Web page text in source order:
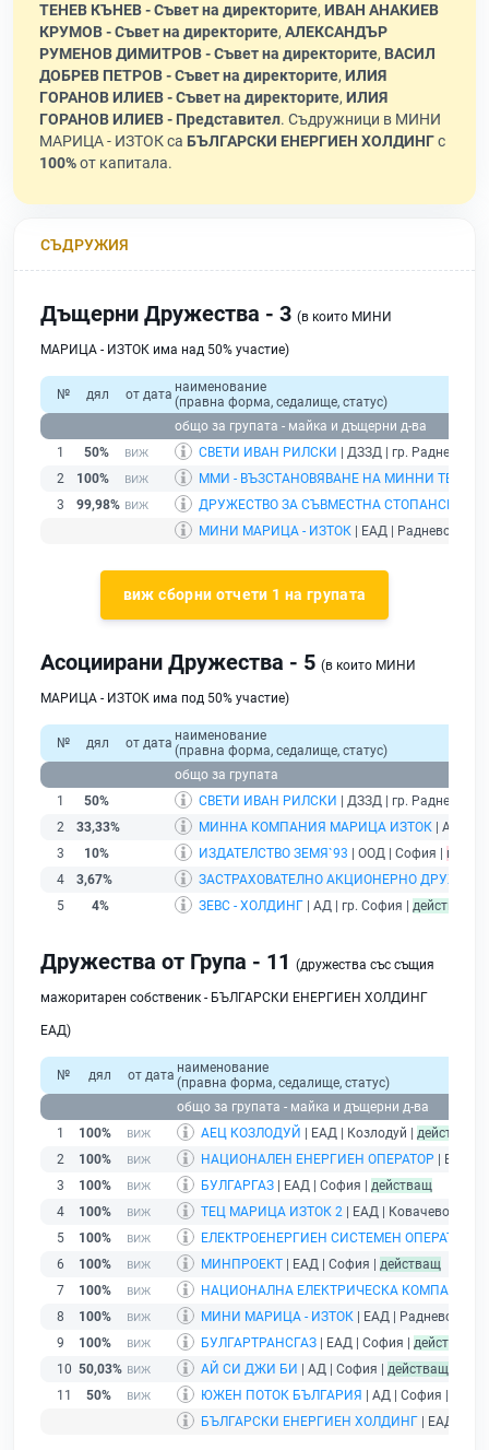
ТЕНЕВ КЪНЕВ - Съвет на директорите, ИВАН АНАКИЕВ
КРУМОВ - Съвет на директорите, АЛЕКСАНДЪР
РУМЕНОВ ДИМИТРОВ - Съвет на директорите, ВАСИЛ
ДОБРЕВ ПЕТРОВ - Съвет на директорите, ИЛИЯ
ГОРАНОВ ИЛИЕВ - Съвет на директорите, ИЛИЯ
ГОРАНОВ ИЛИЕВ - Представител. Съдружници в МИНИ
МАРИЦА - ИЗТОК са БЪЛГАРСКИ ЕНЕРГИЕН ХОЛДИНГс
100%от капитала.
СЪДРУЖИЯ
Дъщерни Дружества - 3 (в които МИНИ
МАРИЦА - ИЗТОК има над 50% участие)
№ дял от дата наименование
(правна форма, седалище, статус)
общо за групата - майка и дъщерни д-ва
1
50% СВЕТИ ИВАН РИЛСКИ | ДЗЗД | гр. Раднево |
2
100%
ММИ - ВЪЗСТАНОВЯВАНЕ НА МИННИ ТЕРЕНИ
3
99,98%
ДРУЖЕСТВО ЗА СЪВМЕСТНА СТОПАНСКА
МИНИ МАРИЦА - ИЗТОК | ЕАД | Раднево |
виж сборни отчети 1 на групата
Асоциирани Дружества - 5 (в които МИНИ
МАРИЦА - ИЗТОК има под 50% участие)
№ дял от дата наименование
(правна форма, седалище, статус)
общо за групата
1
50% СВЕТИ ИВАН РИЛСКИ | ДЗЗД | гр. Раднево |
2
33,33% МИННА КОМПАНИЯ МАРИЦА ИЗТОК | АД |
3
10% ИЗДАТЕЛСТВО ЗЕМЯ`93 | ООД | София |
4
3,67%
ЗАСТРАХОВАТЕЛНО АКЦИОНЕРНО
5
4% ЗЕВС - ХОЛДИНГ | АД | гр. София | действащ
Дружества от Група - 11 (дружества със същия
мажоритарен собственик - БЪЛГАРСКИ ЕНЕРГИЕН ХОЛДИНГ
ЕАД)
№ дял от дата наименование
(правна форма, седалище, статус)
общо за групата - майка и дъщерни д-ва
1
100% АЕЦ КОЗЛОДУЙ | ЕАД | Козлодуй | действащ
2
100% НАЦИОНАЛЕН ЕНЕРГИЕН ОПЕРАТОР | ЕАД |
3
100% БУЛГАРГАЗ | ЕАД | София | действащ
4
100% ТЕЦ МАРИЦА ИЗТОК 2 | ЕАД | Ковачево |
5
100% ЕЛЕКТРОЕНЕРГИЕН СИСТЕМЕН ОПЕРАТОР
6
100% МИНПРОЕКТ | ЕАД | София | действащ
7
100% НАЦИОНАЛНА ЕЛЕКТРИЧЕСКА КОМПАНИЯ
8
100% МИНИ МАРИЦА - ИЗТОК | ЕАД | Раднево |
9
100% БУЛГАРТРАНСГАЗ | ЕАД | София | действащ
10 50,03% АЙ СИ ДЖИ БИ | АД | София | действащ
11
50% ЮЖЕН ПОТОК БЪЛГАРИЯ | АД | София |
БЪЛГАРСКИ ЕНЕРГИЕН ХОЛДИНГ | ЕАД |